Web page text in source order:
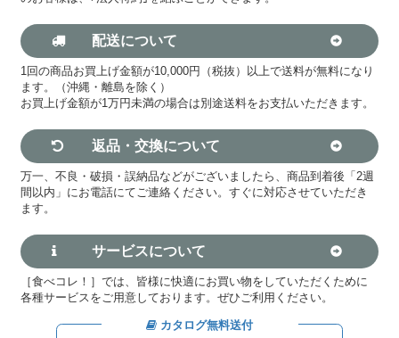
配送について
1回の商品お買上げ金額が10,000円（税抜）以上で送料が無料になり
ます。（沖縄・離島を除く）
お買上げ金額が1万円未満の場合は別途送料をお支払いただきます。
返品・交換について
万一、不良・破損・誤納品などがございましたら、商品到着後「2週
間以内」にお電話にてご連絡ください。すぐに対応させていただき
ます。
サービスについて
［食べコレ！］では、皆様に快適にお買い物をしていただくために
各種サービスをご用意しております。ぜひご利用ください。
カタログ無料送付